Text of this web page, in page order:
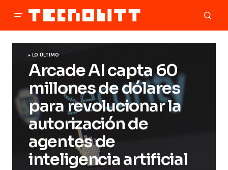
LO ÚLTIMO
Arcade AI capta 60
millones de dólares
para revolucionar la
autorización de
agentes de
inteligencia artificial